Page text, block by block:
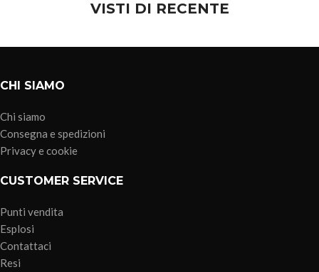
VISTI DI RECENTE
CHI SIAMO
Chi siamo
Consegna e spedizioni
Privacy e cookie
CUSTOMER SERVICE
Punti vendita
Esplosi
Contattaci
Resi